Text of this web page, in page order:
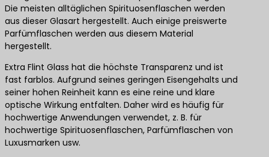
Die meisten alltäglichen Spirituosenflaschen werden
aus dieser Glasart hergestellt. Auch einige preiswerte
Parfümflaschen werden aus diesem Material
hergestellt.
Extra Flint Glass hat die höchste Transparenz und ist
fast farblos. Aufgrund seines geringen Eisengehalts und
seiner hohen Reinheit kann es eine reine und klare
optische Wirkung entfalten. Daher wird es häufig für
hochwertige Anwendungen verwendet, z. B. für
hochwertige Spirituosenflaschen, Parfümflaschen von
Luxusmarken usw.